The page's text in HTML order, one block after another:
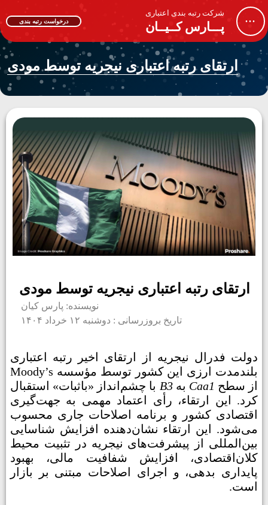
...
شرکت رتبه بندی اعتباری
پـــارس کــیــان درخواست رتبه بندی
ارتقای رتبه اعتباری نیجریه توسط مودی
ارتقای رتبه اعتباری نیجریه توسط مودی
نویسنده: پارس کیان
تاریخ بروزرسانی : دوشنبه ۱۲ خرداد ۱۴۰۴
دولت فدرال نیجریه از ارتقای اخیر رتبه اعتباری
بلندمدت ارزی این کشور توسط مؤسسه Moody’s
از سطح Caa1 بهB3 با چشم‌انداز «باثبات» استقبال
کرد. این ارتقاء، رأی اعتماد مهمی به جهت‌گیری
اقتصادی کشور و برنامه اصلاحات جاری محسوب
می‌شود. این ارتقاء نشان‌دهنده افزایش شناسایی
بین‌المللی از پیشرفت‌های نیجریه در تثبیت محیط
کلان‌اقتصادی، افزایش شفافیت مالی، بهبود
پایداری بدهی، و اجرای اصلاحات مبتنی بر بازار
است.